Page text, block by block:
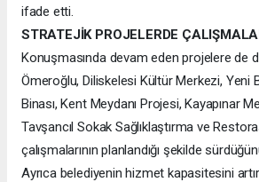
ifade etti.
STRATEJİK PROJELERDE
Konuşmasında devam eden projelere de
Ömeroğlu, Diliskelesi Kültür Merkezi, Yeni
Binası, Kent Meydanı Projesi, Kayapınar
Tavşancıl Sokak Sağlıklaştırma ve
çalışmalarının planlandığı şekilde
Ayrıca belediyenin hizmet kapasitesini